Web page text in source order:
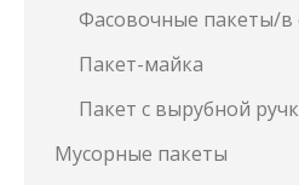
Фасовочные пакеты/в
Пакет-майка
Пакет с вырубной
Мусорные пакеты